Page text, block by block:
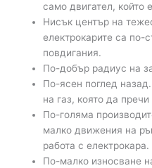
само двигател, който
Нисък център на
електрокарите са по-
повдигания.
По-добър радиус на
По-ясен поглед
на газ, която да
По-голяма
малко движения на
работа с електрокара.
По-малко износване